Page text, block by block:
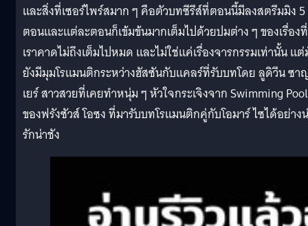
และสิ่งที่เซอร์ไพร์สมาก ๆ คือตัวบทซีรีส์ที่ตอนนี้มีลงสตรีมมิง 5
ตอนและแต่ละตอนก็เข้มข้นมากเต็มไปด้วยปมต่าง ๆ ของเรื่องที่
เราคาดไม่ถึงเต็มไปหมด และไม่ใช่แค่เรื่องจารกรรมเท่านั้น แ
ยังมีมุมโรแมนติกระหว่างฮัสซันกับแคลร์ที่รับบทโดย ลูดิวีน ซ
เยร์ สาวสวยที่เคยทำหนุ่ม ๆ หัวใจกระเจิงจาก Swimming Pool
ของฟรังซัวส์ โอซง ที่มารับบทโรแมนติกคู่กับโอมาร์ ไซได้อย่าง
รักน่าชัง